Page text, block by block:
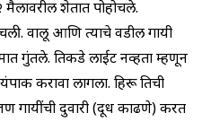
शेतात पोहोचले.
वालू आणि त्याचे वडील गायी
गुंतले. तिकडे लाईट नव्हता म्हणून
करावा लागला. हिरू तिची
गायींची दुवारी (दूध काढणे) करत